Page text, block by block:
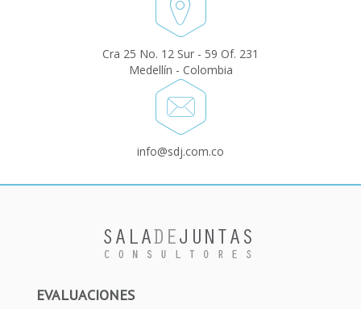
Cra 25 No. 12 Sur - 59 Of. 231
Medellín - Colombia
info@sdj.com.co
EVALUACIONES